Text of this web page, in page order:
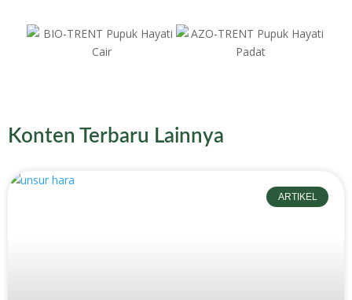
Konten Terbaru Lainnya
ARTIKEL